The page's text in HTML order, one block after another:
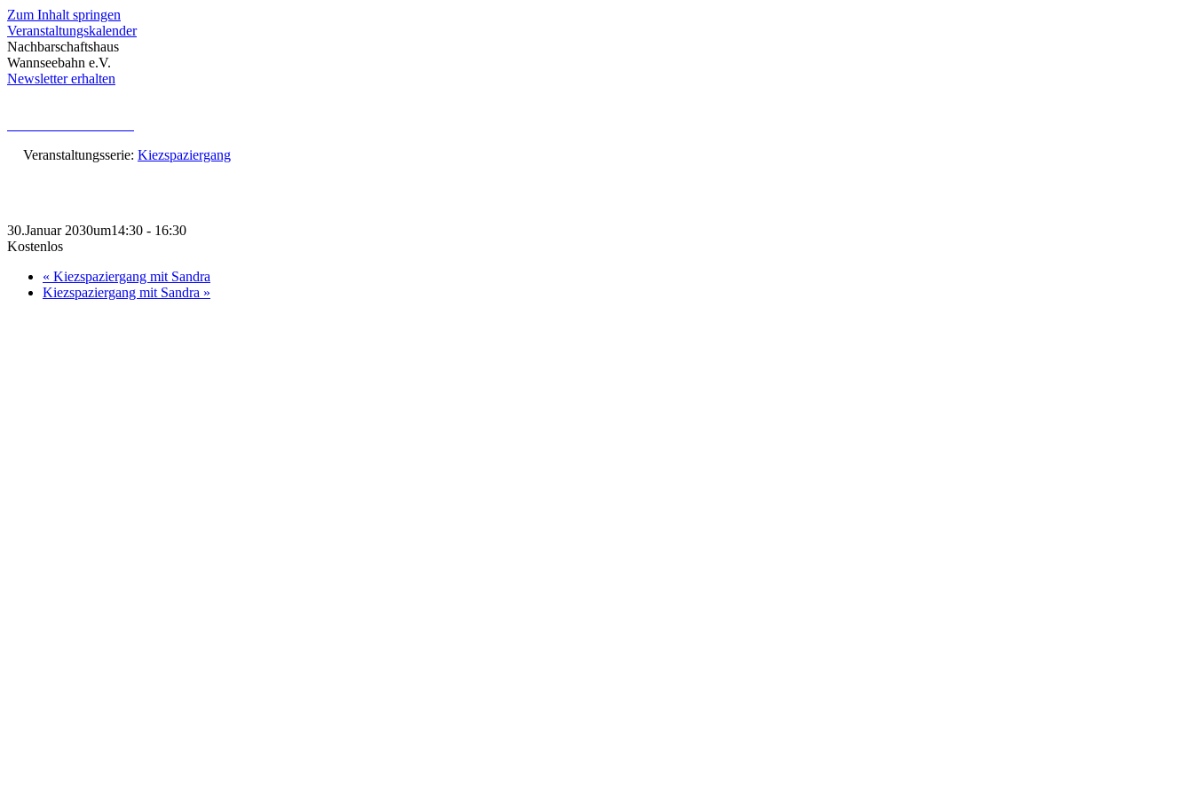
Zum Inhalt springen
Veranstaltungskalender
Nachbarschaftshaus
Wannseebahn e.V.
Newsletter erhalten
« Alle Veranstaltungen
Veranstaltungsserie: Kiezspaziergang
30.Januar 2030um14:30 - 16:30
Kostenlos
«Kiezspaziergang mit Sandra
Kiezspaziergang mit Sandra»